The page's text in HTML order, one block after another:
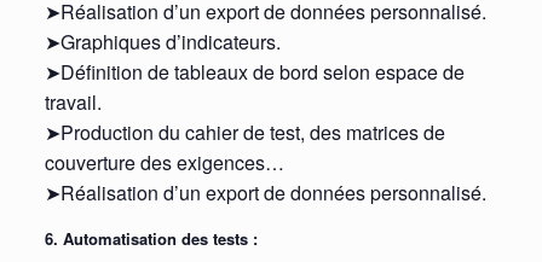
➤Réalisation d’un export de données personnalisé.
➤Graphiques d’indicateurs.
➤Définition de tableaux de bord selon espace de
travail.
➤Production du cahier de test, des matrices de
couverture des exigences…
➤Réalisation d’un export de données personnalisé.
6. Automatisation des tests :